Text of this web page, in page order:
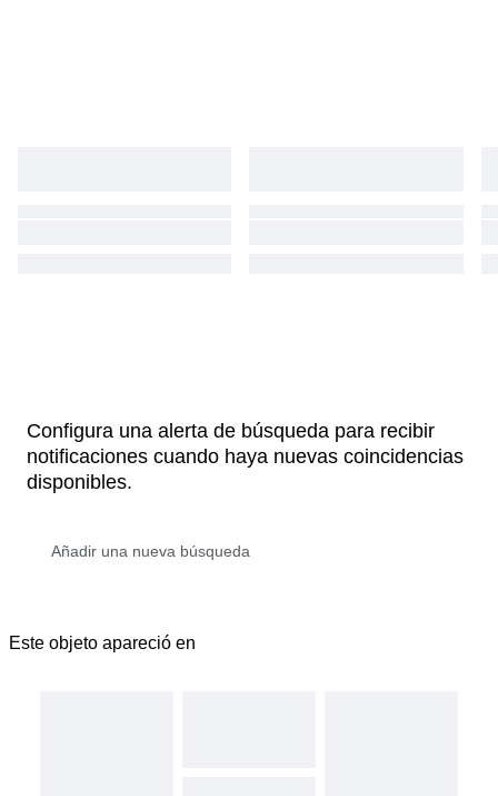
Configura una alerta de búsqueda para recibir
notificaciones cuando haya nuevas coincidencias
disponibles.
Este objeto apareció en